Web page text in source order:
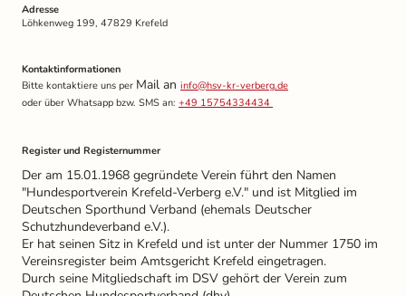
Adresse
Löhkenweg 199, 47829 Krefeld
Kontaktinformationen
Bitte kontaktiere uns per Mail an info@hsv-kr-verberg.de
oder über Whatsapp bzw. SMS an: +49 15754334434
Register und Registernummer
Der am 15.01.1968 gegründete Verein führt den Namen
"Hundesportverein Krefeld-Verberg e.V." und ist Mitglied im
Deutschen Sporthund Verband (ehemals Deutscher
Schutzhundeverband e.V.).
Er hat seinen Sitz in Krefeld und ist unter der Nummer 1750 im
Vereinsregister beim Amtsgericht Krefeld eingetragen.
Durch seine Mitgliedschaft im DSV gehört der Verein zum